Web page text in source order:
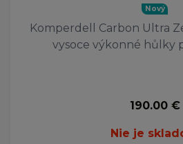
Nový
Komperdell Carbon Ultra
vysoce výkonné hůlky
190.00 €
Nie je